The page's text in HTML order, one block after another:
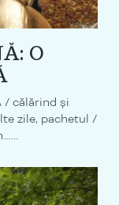
O
/ călărind și
zile, pachetul /